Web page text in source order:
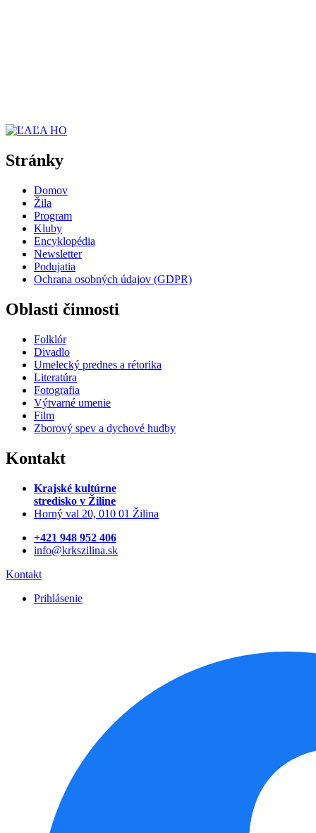
Stránky
Domov
Žila
Program
Kluby
Encyklopédia
Newsletter
Podujatia
Ochrana osobných údajov (GDPR)
Oblasti činnosti
Folklór
Divadlo
Umelecký prednes a rétorika
Literatúra
Fotografia
Výtvarné umenie
Film
Zborový spev a dychové hudby
Kontakt
Krajské kultúrne
stredisko v Žiline
Horný val 20, 010 01 Žilina
+421 948 952 406
info@krkszilina.sk
Kontakt
Prihlásenie